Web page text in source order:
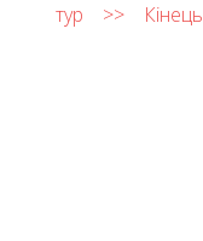
тур
>> Кінець